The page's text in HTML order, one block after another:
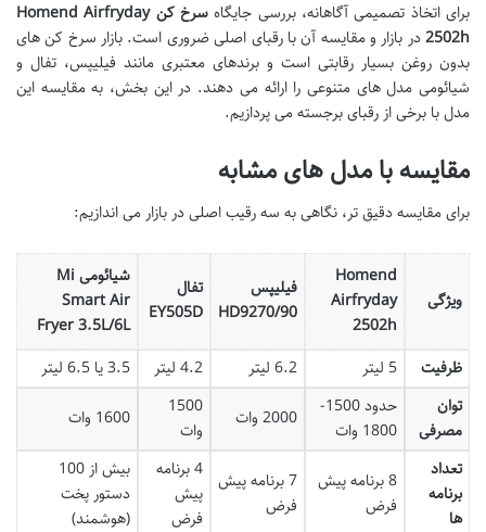
برای اتخاذ تصمیمی آگاهانه، بررسی جایگاه
سرخ کن Homend Airfryday
2502hدر بازار و مقایسه آن با رقبای اصلی ضروری است. بازار سرخ کن های
بدون روغن بسیار رقابتی است و برندهای معتبری مانند فیلیپس، تفال و
شیائومی مدل های متنوعی را ارائه می دهند. در این بخش، به مقایسه این
مدل با برخی از رقبای برجسته می پردازیم.
مقایسه با مدل های مشابه
برای مقایسه دقیق تر، نگاهی به سه رقیب اصلی در بازار می اندازیم:
ویژگی
Homend
Airfryday
2502h
فیلیپس
HD9270/90
تفال
EY505D
شیائومی Mi
Smart Air
Fryer 3.5L/6L
ظرفیت
5 لیتر 6.2 لیتر 4.2 لیتر
3.5 یا 6.5 لیتر
توان
مصرفی
حدود 1500-
1800 وات
2000 وات
1500
وات
1600 وات
تعداد
برنامه
ها
8 برنامه پیش
فرض
7 برنامه پیش
فرض
4 برنامه
پیش
فرض
بیش از 100
دستور پخت
(هوشمند)